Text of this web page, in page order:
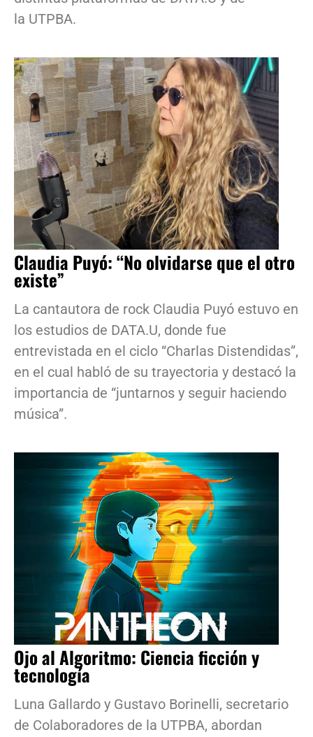
la UTPBA.
Claudia Puyó: “No olvidarse que el otro
existe”
La cantautora de rock Claudia Puyó estuvo en
los estudios de DATA.U, donde fue
entrevistada en el ciclo “Charlas Distendidas”,
en el cual habló de su trayectoria y destacó la
importancia de “juntarnos y seguir haciendo
música”.
Ojo al Algoritmo: Ciencia ficción y
tecnología
Luna Gallardo y Gustavo Borinelli, secretario
de Colaboradores de la UTPBA, abordan